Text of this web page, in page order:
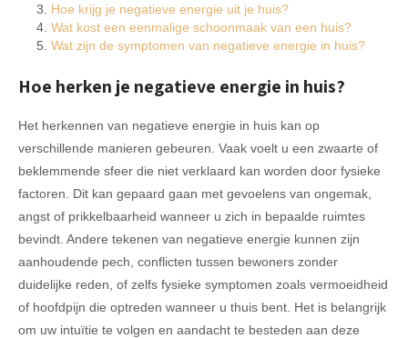
Hoe krijg je negatieve energie uit je huis?
Wat kost een eenmalige schoonmaak van een huis?
Wat zijn de symptomen van negatieve energie in huis?
Hoe herken je negatieve energie in huis?
Het herkennen van negatieve energie in huis kan op
verschillende manieren gebeuren. Vaak voelt u een zwaarte of
beklemmende sfeer die niet verklaard kan worden door fysieke
factoren. Dit kan gepaard gaan met gevoelens van ongemak,
angst of prikkelbaarheid wanneer u zich in bepaalde ruimtes
bevindt. Andere tekenen van negatieve energie kunnen zijn
aanhoudende pech, conflicten tussen bewoners zonder
duidelijke reden, of zelfs fysieke symptomen zoals vermoeidheid
of hoofdpijn die optreden wanneer u thuis bent. Het is belangrijk
om uw intuïtie te volgen en aandacht te besteden aan deze